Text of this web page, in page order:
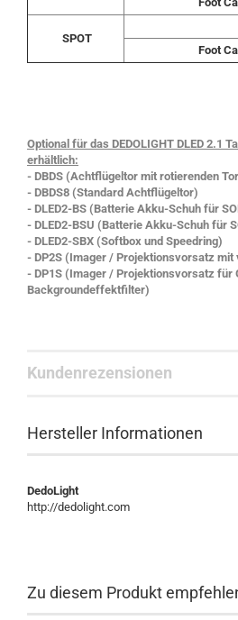
SPOT
Foot
Optional für das DEDOLIGHT DLED 2.1
erhältlich:
- DBDS (Achtflügeltor mit rotierenden
- DBDS8 (Standard Achtflügeltor)
- DLED2-BS (Batterie Akku-Schuh für
- DLED2-BSU (Batterie Akku-Schuh für
- DLED2-SBX (Softbox und Speedring)
- DP2S (Imager / Projektionsvorsatz mit
- DP1S (Imager / Projektionsvorsatz für
Backgroundeffektfilter)
Kundenrezensionen
Hersteller Informationen
DedoLight
http://dedolight.com
Zu diesem Produkt